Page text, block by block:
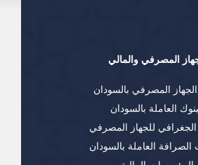
المصرفي والمالي
المصرفي بالسودان
العاملة بالسودان
الجغرافي للجهاز المصرفي
العاملة بالسودان